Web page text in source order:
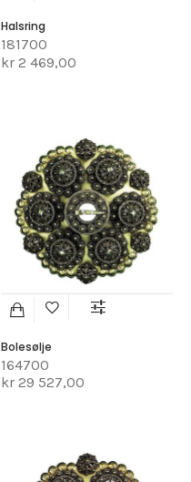
Halsring
181700
kr 2 469,00
Bolesølje
164700
kr 29 527,00